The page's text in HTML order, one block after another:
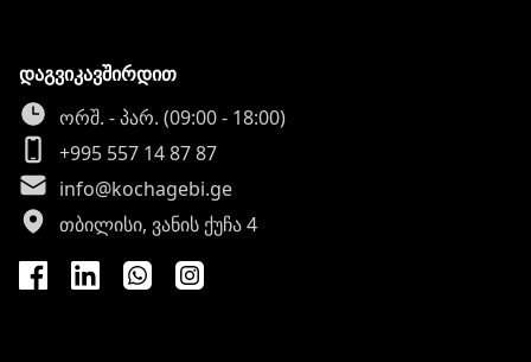
დაგვიკავშირდით
ორშ. - პარ. (09:00 - 18:00)
+995 557 14 87 87
info@kochagebi.ge
თბილისი, ვანის ქუჩა 4